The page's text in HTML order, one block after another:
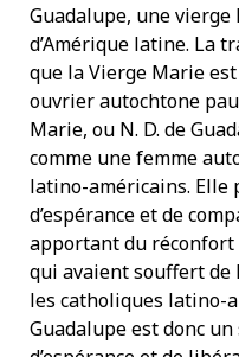
Guadalupe, une
d’Amérique latine. La
que la Vierge Marie
ouvrier autochtone
Marie, ou N. D. de
comme une femme
latino-américains. Elle
d’espérance et de
apportant du réconfort
qui avaient souffert de
les catholiques latino-
Guadalupe est donc